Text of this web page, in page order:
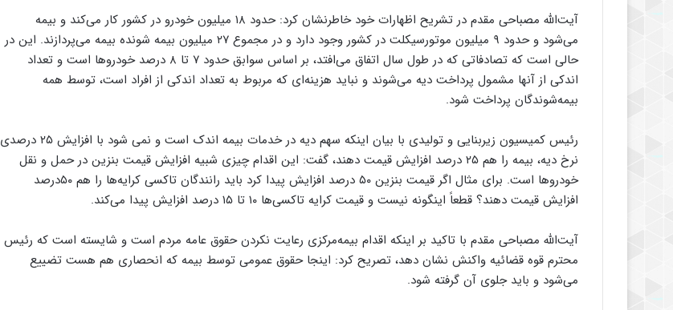
آیت‌الله مصباحی مقدم در تشریح اظهارات خود خاطرنشان کرد: حدود ۱۸ میلیون خودرو در کشور کار می‌کند و بیمه
می‌شود و حدود ۹ میلیون موتورسیکلت در کشور وجود دارد و در مجموع ۲۷ میلیون بیمه شونده بیمه می‌پردازند. این در
حالی است که تصادفاتی که در طول سال اتفاق می‌افتد، بر اساس سوابق حدود ۷ تا ۸ درصد خودروها است و تعداد
اندکی از آنها مشمول پرداخت دیه می‌شوند و نباید هزینه‌ای که مربوط به تعداد اندکی از افراد است، توسط همه
بیمه‌شوندگان پرداخت شود.
رئیس کمیسیون زیربنایی و تولیدی با بیان اینکه سهم دیه در خدمات بیمه اندک است و نمی شود با افزایش ۲۵ درصدی
نرخ دیه، بیمه را هم ۲۵ درصد افزایش قیمت دهند، گفت: این اقدام چیزی شبیه افزایش قیمت بنزین در حمل و نقل
خودروها است. برای مثال اگر قیمت بنزین ۵۰ درصد افزایش پیدا کرد باید رانندگان تاکسی کرایه‌ها را هم ۵۰درصد
افزایش قیمت دهند؟ قطعاً اینگونه نیست و قیمت کرایه تاکسی‌ها ۱۰ تا ۱۵ درصد افزایش پیدا می‌کند.
آیت‌الله مصباحی مقدم با تاکید بر اینکه اقدام بیمه‌مرکزی رعایت نکردن حقوق عامه مردم است و شایسته است که رئیس
محترم قوه قضائیه واکنش نشان دهد، تصریح کرد: اینجا حقوق عمومی توسط بیمه که انحصاری هم هست تضییع
می‌شود و باید جلوی آن گرفته شود.